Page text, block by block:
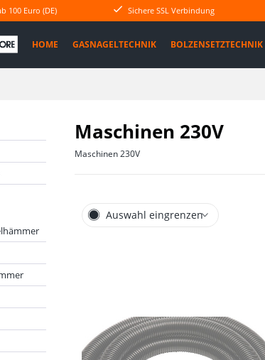
100 Euro (DE) Sichere SSL Verbindung
HOME GASNAGELTECHNIK BOLZENSETZTECHNIK
Maschinen 230V
Maschinen 230V
Auswahl eingrenzen